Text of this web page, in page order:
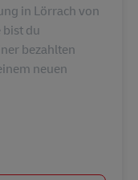
in Lörrach von
du
bezahlten
neuen